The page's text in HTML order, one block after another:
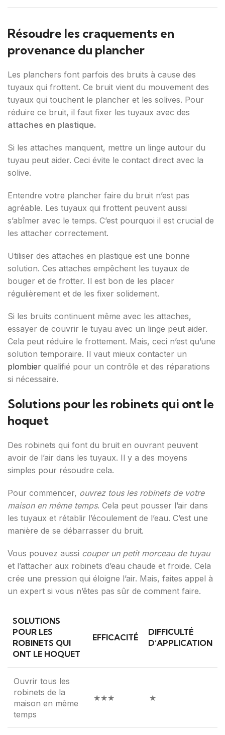
Résoudre les craquements en
provenance du plancher
Les planchers font parfois des bruits à cause des
tuyaux qui frottent. Ce bruit vient du mouvement des
tuyaux qui touchent le plancher et les solives. Pour
réduire ce bruit, il faut fixer les tuyaux avec des
attaches en plastique.
Si les attaches manquent, mettre un linge autour du
tuyau peut aider. Ceci évite le contact direct avec la
solive.
Entendre votre plancher faire du bruit n’est pas
agréable. Les tuyaux qui frottent peuvent aussi
s’abîmer avec le temps. C’est pourquoi il est crucial de
les attacher correctement.
Utiliser des attaches en plastique est une bonne
solution. Ces attaches empêchent les tuyaux de
bouger et de frotter. Il est bon de les placer
régulièrement et de les fixer solidement.
Si les bruits continuent même avec les attaches,
essayer de couvrir le tuyau avec un linge peut aider.
Cela peut réduire le frottement. Mais, ceci n’est qu’une
solution temporaire. Il vaut mieux contacter un
plombier qualifié pour un contrôle et des réparations
si nécessaire.
Solutions pour les robinets qui ont le
hoquet
Des robinets qui font du bruit en ouvrant peuvent
avoir de l’air dans les tuyaux. Il y a des moyens
simples pour résoudre cela.
Pour commencer, ouvrez tous les robinets de votre
maison en même temps. Cela peut pousser l’air dans
les tuyaux et rétablir l’écoulement de l’eau. C’est une
manière de se débarrasser du bruit.
Vous pouvez aussi couper un petit morceau de tuyau
et l’attacher aux robinets d’eau chaude et froide. Cela
crée une pression qui éloigne l’air. Mais, faites appel à
un expert si vous n’êtes pas sûr de comment faire.
SOLUTIONS
POUR LES
ROBINETS QUI
ONT LE HOQUET
EFFICACITÉ
DIFFICULTÉ
D’APPLICATION
Ouvrir tous les
robinets de la
maison en même
temps
★★★ ★